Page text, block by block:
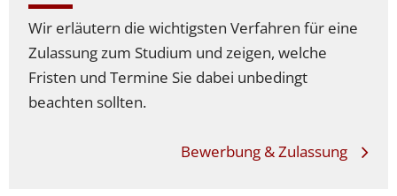
Wir erläutern die wichtigsten Verfahren für eine
Zulassung zum Studium und zeigen, welche
Fristen und Termine Sie dabei unbedingt
beachten sollten.
Bewerbung & Zulassung